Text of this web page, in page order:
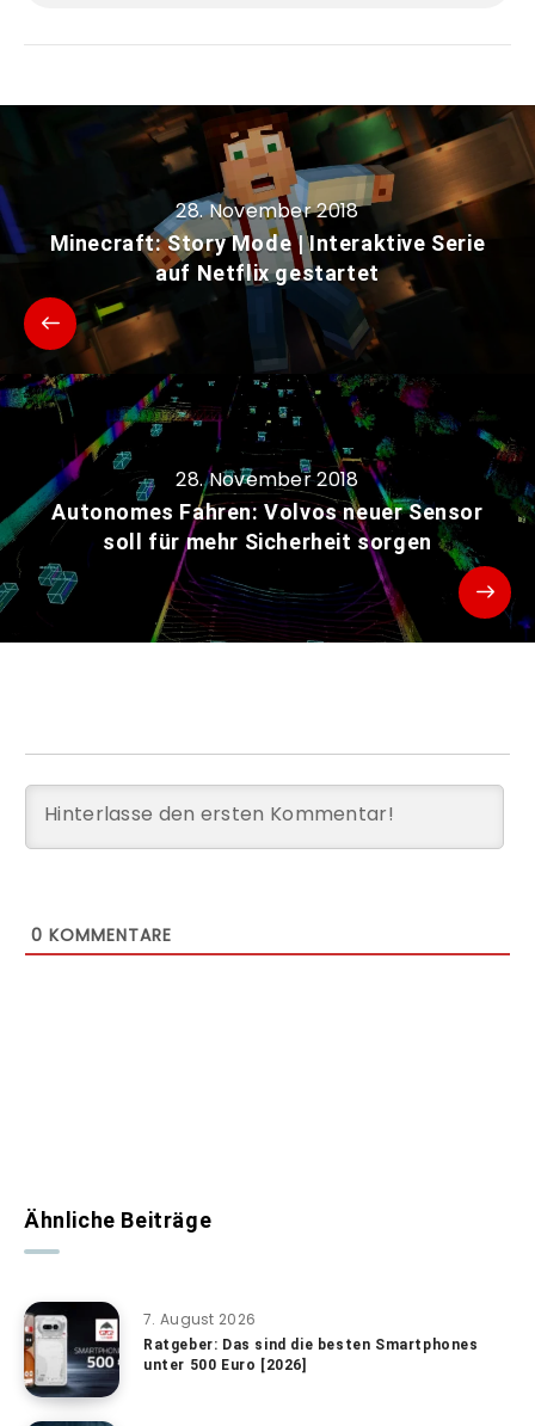
28. November 2018
Minecraft: Story Mode | Interaktive Serie
auf Netflix gestartet
28. November 2018
Autonomes Fahren: Volvos neuer Sensor
soll für mehr Sicherheit sorgen
0 KOMMENTARE
Ähnliche Beiträge
7. August 2026
Ratgeber: Das sind die besten Smartphones
unter 500 Euro [2026]